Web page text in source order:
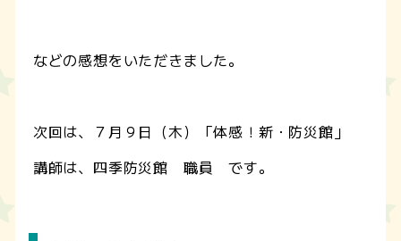
などの感想をいただきました。
次回は、７月９日（木）「体感！新・防災館」
講師は、四季防災館 職員 です。